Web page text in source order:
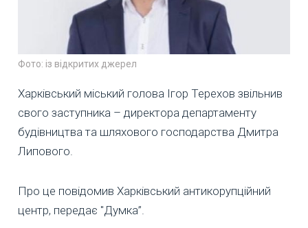
Фото: із відкритих джерел
Харківський міський голова Ігор Терехов звільнив
свого заступника – директора департаменту
будівництва та шляхового господарства Дмитра
Липового.
Про це повідомив Харківський антикорупційний
центр, передає "Думка”.